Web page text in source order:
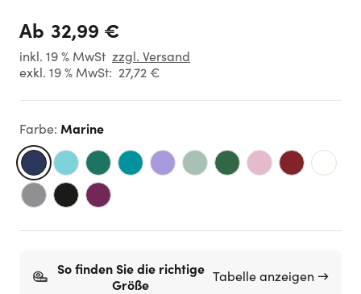
Ab 32,99 €
inkl. 19 % MwSt zzgl. Versand
exkl. 19 % MwSt: 27,72 €
Farbe: Marine
So finden Sie die richtige
Größe
Tabelle anzeigen →